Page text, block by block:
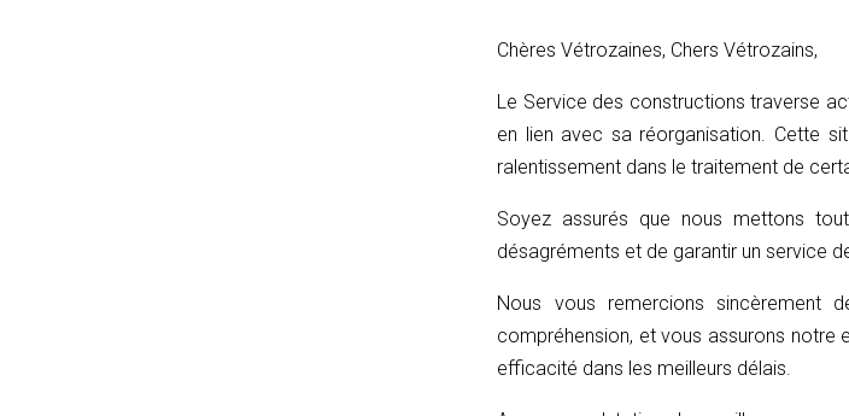
Chères Vétrozaines, Chers Vétrozains,
Le Service des constructions traverse
en lien avec sa réorganisation. Cette
ralentissement dans le traitement de
Soyez assurés que nous mettons
désagréments et de garantir un service
Nous vous remercions sincèrement
compréhension, et vous assurons notre
efficacité dans les meilleurs délais.